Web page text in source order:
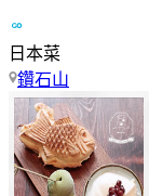
日本菜
鑽石山